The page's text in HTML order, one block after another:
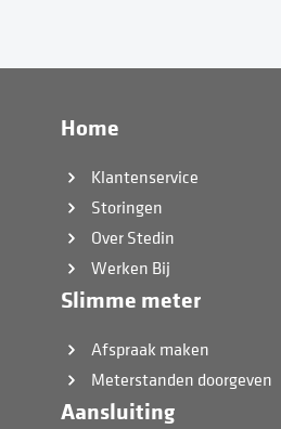
Home
Klantenservice
Storingen
Over Stedin
Werken Bij
Slimme meter
Afspraak maken
Meterstanden doorgeven
Aansluiting